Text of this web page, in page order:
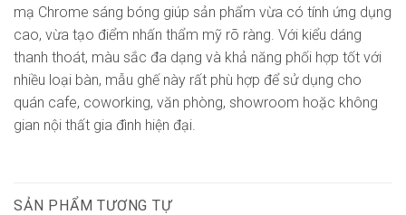
mạ Chrome sáng bóng giúp sản phẩm vừa có tính ứng dụng
cao, vừa tạo điểm nhấn thẩm mỹ rõ ràng. Với kiểu dáng
thanh thoát, màu sắc đa dạng và khả năng phối hợp tốt với
nhiều loại bàn, mẫu ghế này rất phù hợp để sử dụng cho
quán cafe, coworking, văn phòng, showroom hoặc không
gian nội thất gia đình hiện đại.
SẢN PHẨM TƯƠNG TỰ